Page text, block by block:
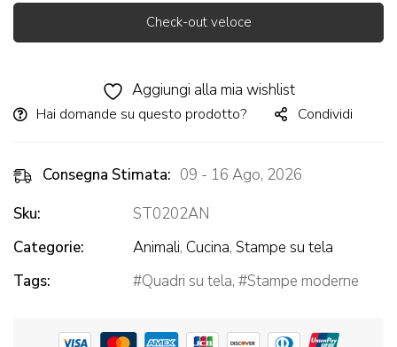
Check-out veloce
Aggiungi alla mia wishlist
Hai domande su questo prodotto? Condividi
Consegna Stimata: 09 - 16 Ago, 2026
Sku:
ST0202AN
Categorie:
Animali, Cucina, Stampe su tela
Tags:
Quadri su tela, Stampe moderne